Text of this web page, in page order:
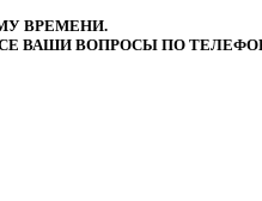
ВРЕМЕНИ.
ВАШИ ВОПРОСЫ ПО